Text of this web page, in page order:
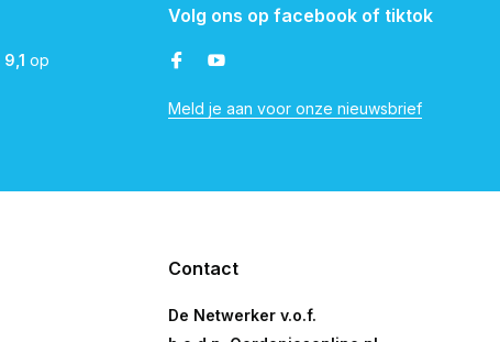
9,1 op
Volg ons op facebook of tiktok
Meld je aan voor onze nieuwsbrief
Contact
De Netwerker v.o.f.